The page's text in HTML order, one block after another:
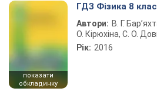
показати
обкладинку
ГДЗ Фізика 8 клас
Автори: В. Г.
О. Кірюхіна, С. О.
Рік: 2016